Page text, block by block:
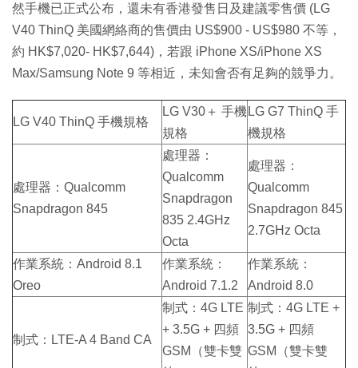
然手機已正式公布，還未有香港發售日及建議零售價 (LG
V40 ThinQ 美國網絡商的售價由 US$900 - US$980 不等，
約 HK$7,020- HK$7,644)，若跟 iPhone XS/iPhone XS
Max/Samsung Note 9 等相近，未知會否有足夠的競爭力。
LG V40 ThinQ 手機規格
LG V30＋ 手機
規格
LG G7 ThinQ 手
機規格
處理器：Qualcomm
Snapdragon 845
處理器：
Qualcomm
Snapdragon
835 2.4GHz
Octa
處理器：
Qualcomm
Snapdragon 845
2.7GHz Octa
作業系統：Android 8.1
Oreo
作業系統：
Android 7.1.2
作業系統：
Android 8.0
制式：LTE-A 4 Band CA
制式：4G LTE
+ 3.5G + 四頻
GSM（雙卡雙
制式：4G LTE +
3.5G + 四頻
GSM（雙卡雙